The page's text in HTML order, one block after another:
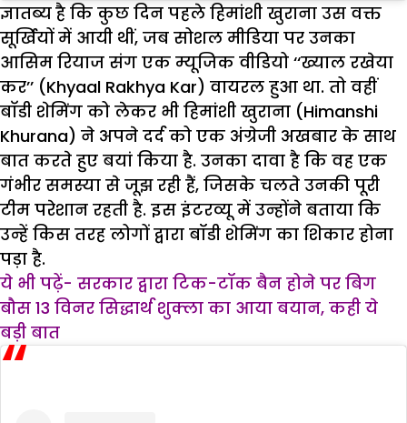
ज्ञातब्य है कि कुछ दिन पहले हिमांशी खुराना उस वक्त
सूर्खियों में आयी थीं, जब सोशल मीडिया पर उनका
आसिम रियाज संग एक म्यूजिक वीडियो ‘‘ख्याल रखेया
कर’’ (Khyaal Rakhya Kar) वायरल हुआ था. तो वहीं
बाॅडी शेमिंग को लेकर भी हिमांशी खुराना (Himanshi
Khurana) ने अपने दर्द को एक अंग्रेजी अखबार के साथ
बात करते हुए बयां किया है. उनका दावा है कि वह एक
गंभीर समस्या से जूझ रही हैं, जिसके चलते उनकी पूरी
टीम परेशान रहती है. इस इंटरव्यू में उन्होंने बताया कि
उन्हें किस तरह लोगों द्वारा बॉडी शेमिंग का शिकार होना
पड़ा है.
ये भी पढ़ें- सरकार द्वारा टिक-टॉक बैन होने पर बिग
बौस 13 विनर सिद्धार्थ शुक्ला का आया बयान, कही ये
बड़ी बात